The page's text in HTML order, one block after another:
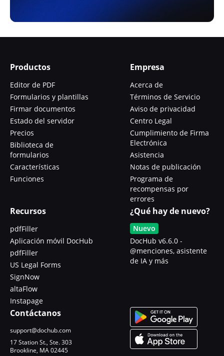
Productos
Editor de PDF
Formularios y plantillas
Firmar documentos
Estado del servidor
Precios
Biblioteca de
formularios
Características
Funciones
Empresa
Acerca de
Términos de Servicio
Aviso de privacidad
Centro Legal
Cumplimiento de Firma
Electrónica
Asistencia
Notas de publicación
Programa de
recompensas por
errores
Recursos
pdfFiller
Aplicación móvil DocHub
pdfFiller
US Legal Forms
SignNow
altaFlow
Instapage
¿Qué hay de nuevo?
Nuevo
DocHub v6.6.0 -
@menciones, asistente
de IA y más
Contáctanos
support@dochub.com
17 Station St., Ste. 303
Brookline, MA 02445